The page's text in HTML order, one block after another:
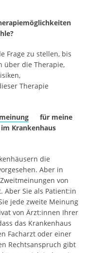
Frage zu stellen, bis
über die Therapie,
Therapie
für meine
Krankenhaus
die
Aber in
von
Sie als Patient:in
jede zweite Meinung
von Ärzt:innen Ihrer
das Krankenhaus
Facharzt oder einer
Rechtsanspruch gibt